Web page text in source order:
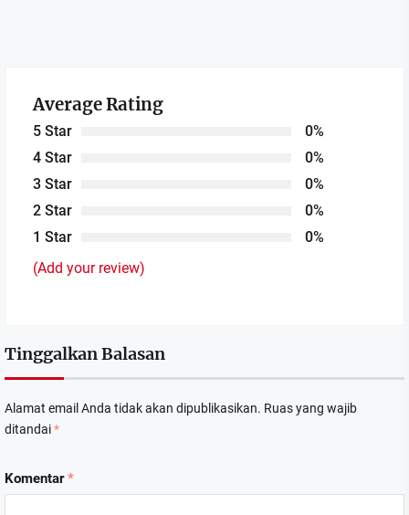
Average Rating
5 Star
0%
4 Star
0%
3 Star
0%
2 Star
0%
1 Star
0%
(Add your review)
Tinggalkan Balasan
Alamat email Anda tidak akan dipublikasikan. Ruas yang wajib
ditandai*
Komentar*